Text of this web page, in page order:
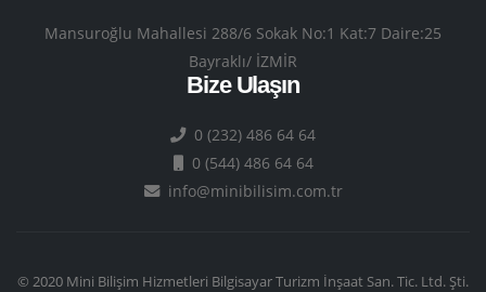
Mansuroğlu Mahallesi 288/6 Sokak No:1 Kat:7 Daire:25
Bayraklı/ İZMİR
Bize Ulaşın
0 (232) 486 64 64
0 (544) 486 64 64
info@minibilisim.com.tr
© 2020 Mini Bilişim Hizmetleri Bilgisayar Turizm İnşaat San. Tic. Ltd. Şti.